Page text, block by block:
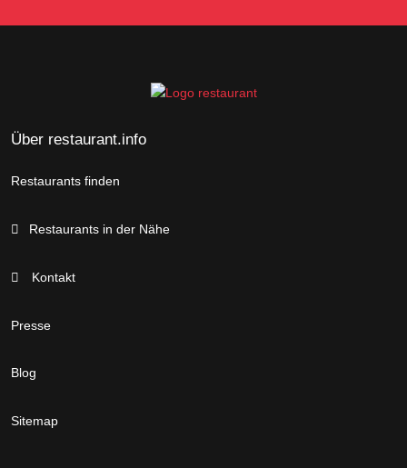
Über restaurant.info
Restaurants finden
Restaurants in der Nähe
Kontakt
Presse
Blog
Sitemap